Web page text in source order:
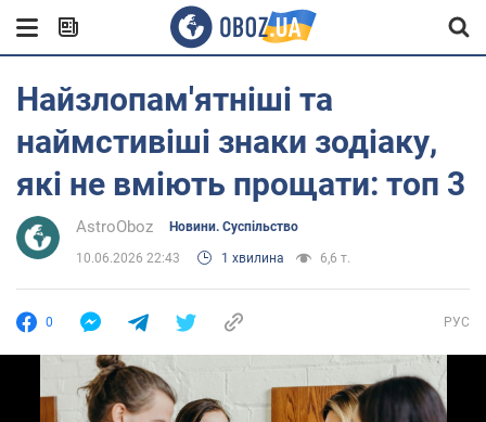
Найзлопам'ятніші та
наймстивіші знаки зодіаку,
які не вміють прощати: топ 3
AstroOboz Новини. Суспільство
10.06.2026 22:43 1 хвилина 6,6 т.
0 РУС